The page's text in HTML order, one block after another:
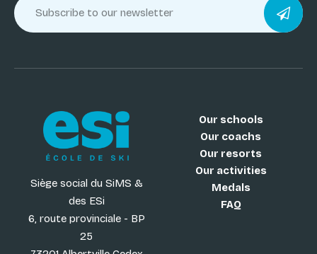
Siège social du SiMS &
des ESi
6, route provinciale - BP
25
Our schools
Our coachs
Our resorts
Our activities
Medals
FAQ